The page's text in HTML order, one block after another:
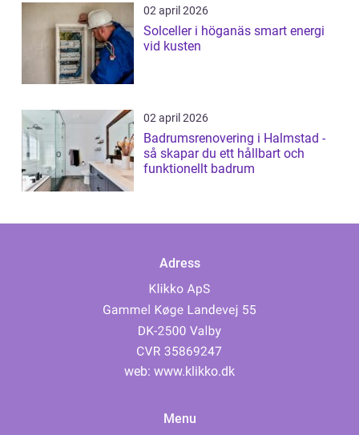
02 april 2026
Solceller i höganäs smart energi
vid kusten
02 april 2026
Badrumsrenovering i Halmstad -
så skapar du ett hållbart och
funktionellt badrum
Adress
web: www.klikko.dk
Menu